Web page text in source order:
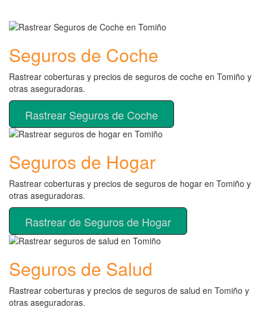
Seguros de Coche
Rastrear coberturas y precios de seguros de coche en Tomiño y
otras aseguradoras.
Rastrear Seguros de Coche
Seguros de Hogar
Rastrear coberturas y precios de seguros de hogar en Tomiño y
otras aseguradoras.
Rastrear de Seguros de Hogar
Seguros de Salud
Rastrear coberturas y precios de seguros de salud en Tomiño y
otras aseguradoras.